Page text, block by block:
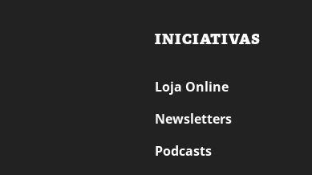
INICIATIVAS
Loja Online
Newsletters
Podcasts